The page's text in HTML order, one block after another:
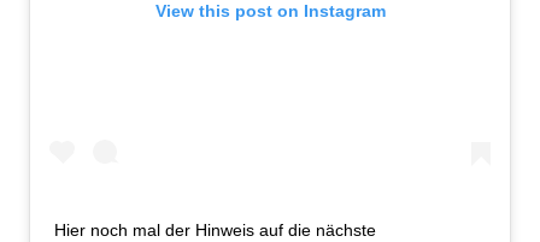
View this post on Instagram
Hier noch mal der Hinweis auf die nächste